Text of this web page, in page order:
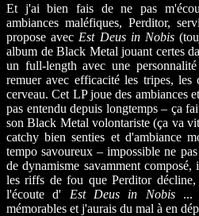
Et j'ai bien fais de ne pas
ambiances maléfiques, Perditor,
propose avec Est Deus in Nobis
album de Black Metal jouant certes
un full-length avec une
remuer avec efficacité les tripes, les
cerveau. Cet LP joue des ambiances
pas entendu depuis longtemps – ça
son Black Metal volontariste (ça va
catchy bien senties et d'ambiance
tempo savoureux – impossible ne
de dynamisme savamment
les riffs de fou que Perditor
l'écoute d' Est Deus in Nobis...
mémorables et j'aurais du mal à en